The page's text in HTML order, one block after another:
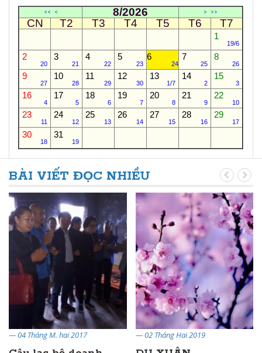
<< < 8/2026 > >>
CN T2 T3 T4 T5 T6 T7
1
19/6
2
20
3
21
4
22
5
23
6
24
7
25
8
26
9
27
10
28
11
29
12
30
13
1/7
14
2
15
3
16
4
17
5
18
6
19
7
20
8
21
9
22
10
23
11
24
12
25
13
26
14
27
15
28
16
29
17
30
18
31
19
BÀI VIẾT ĐỌC NHIỀU
— 04 Tháng M. hai 2017 — 02 Tháng Hai 2019